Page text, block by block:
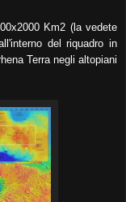
Km2 (la vedete
del riquadro in
Terra negli altopiani